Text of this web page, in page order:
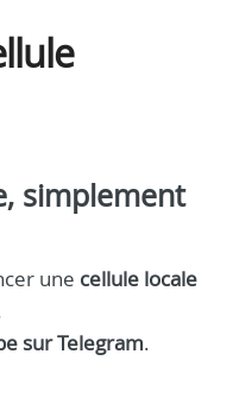
simplement
une cellule locale
sur Telegram.